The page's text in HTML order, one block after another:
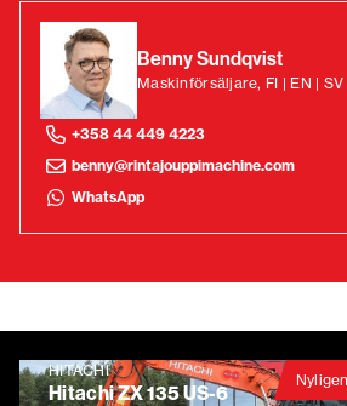
Benny Sundqvist
Maskinförsäljare, FI | EN | SV
+358 44 449 4223
benny@rintajouppimachine.com
WhatsApp
HITACHI
Hitachi ZX 135 US-6